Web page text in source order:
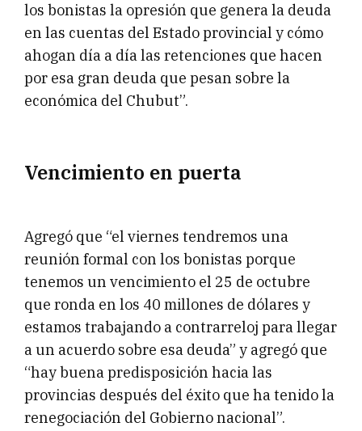
los bonistas la opresión que genera la deuda
en las cuentas del Estado provincial y cómo
ahogan día a día las retenciones que hacen
por esa gran deuda que pesan sobre la
económica del Chubut”.
Vencimiento en puerta
Agregó que “el viernes tendremos una
reunión formal con los bonistas porque
tenemos un vencimiento el 25 de octubre
que ronda en los 40 millones de dólares y
estamos trabajando a contrarreloj para llegar
a un acuerdo sobre esa deuda” y agregó que
“hay buena predisposición hacia las
provincias después del éxito que ha tenido la
renegociación del Gobierno nacional”.